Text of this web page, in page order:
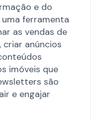
e do
ferramenta
as vendas de
criar anúncios
imóveis que
são
e engajar